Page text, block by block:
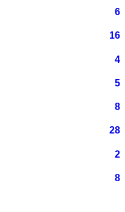
6
16
4
5
8
28
2
8